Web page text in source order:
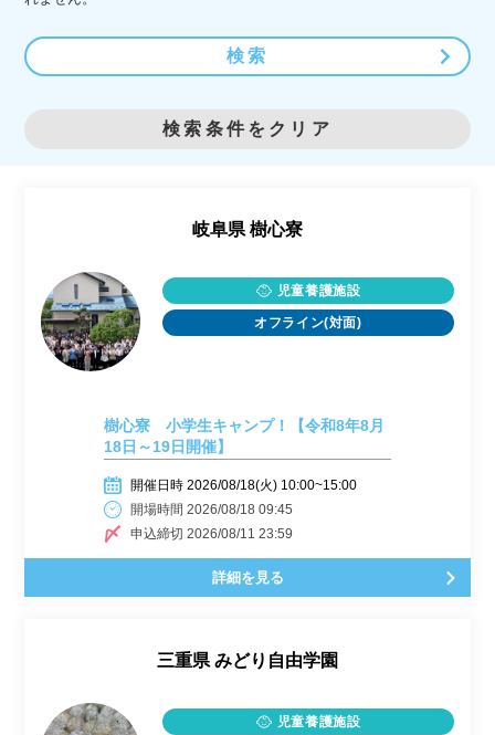
検索
検索条件をクリア
岐阜県 樹心寮
児童養護施設
オフライン(対面)
樹心寮 小学生キャンプ！【令和8年8月
18日～19日開催】
開催日時 2026/08/18(火) 10:00~15:00
開場時間 2026/08/18 09:45
申込締切 2026/08/11 23:59
詳細を見る
三重県 みどり自由学園
児童養護施設